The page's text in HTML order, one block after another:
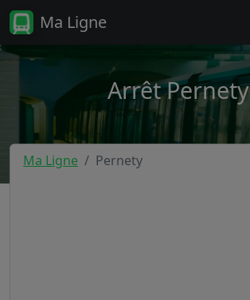
Ma Ligne
Arrêt Pernety
Ma Ligne Pernety